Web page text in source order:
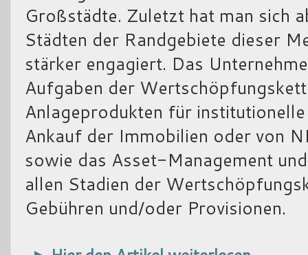
Großstädte. Zuletzt hat man sich
Städten der Randgebiete dieser
stärker engagiert. Das
Aufgaben der
Anlageprodukten für
Ankauf der Immobilien oder von
sowie das Asset-Management
allen Stadien der
Gebühren und/oder Provisionen.